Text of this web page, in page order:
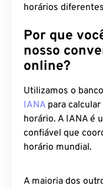
horários
Por que
nosso
online?
Utilizamos o
IANA para
horário. A IANA é
confiável que
horário mundial.
A maioria dos